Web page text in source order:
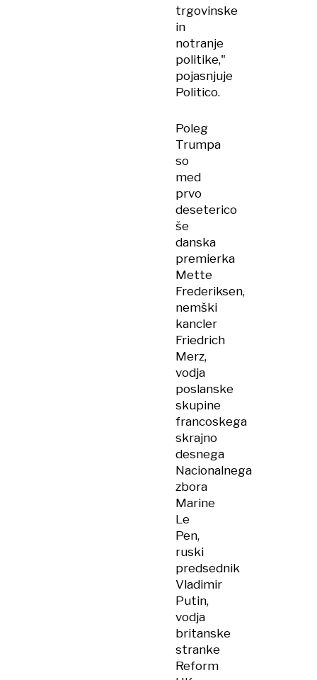
trgovinske
in
notranje
politike,"
pojasnjuje
Politico.
Poleg
Trumpa
so
med
prvo
deseterico
še
danska
premierka
Mette
Frederiksen,
nemški
kancler
Friedrich
Merz,
vodja
poslanske
skupine
francoskega
skrajno
desnega
Nacionalnega
zbora
Marine
Le
Pen,
ruski
predsednik
Vladimir
Putin,
vodja
britanske
stranke
Reform